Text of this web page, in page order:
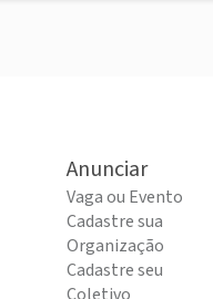
Anunciar
Vaga ou Evento
Cadastre sua
Organização
Cadastre seu